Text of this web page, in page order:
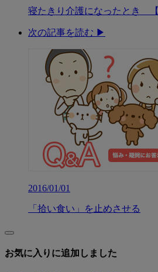
寝たきり介護になったとき 【
次の記事を読む ▶︎
2016/01/01
「拾い食い」を止めさせる
お気に入りに追加しました